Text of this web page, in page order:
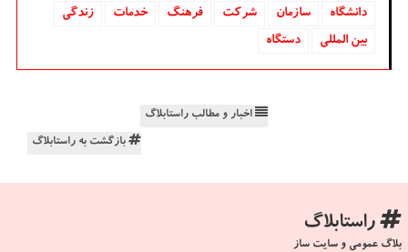
دانشگاه‌ سازمان شركت فرهنگ خدمات
زندگی
بین المللی
دستگاه
اخبار و مطالب راستابلاگ
بازگشت به راستابلاگ
راستابلاگ
بلاگ عمومی و سایت ساز